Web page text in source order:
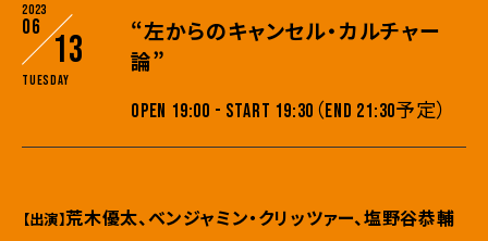
2023
06
13
Tuesday
“左からのキャンセル・カルチャー
論”
OPEN 19:00 - START 19:30（END 21:30予定）
【出演】荒木優太、ベンジャミン・クリッツァー、塩野谷恭輔